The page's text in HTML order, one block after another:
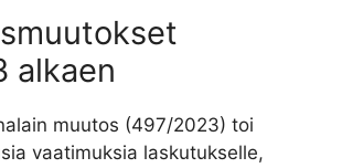
alkaen
muutos (497/2023) toi
vaatimuksia laskutukselle,